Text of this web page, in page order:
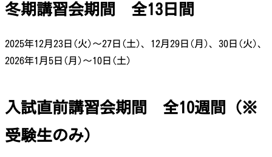
冬期講習会期間 全13日間
2025年12月23日(火)〜27日(土)、12月29日(月)、30日(火)、
2026年1月5日(月)〜10日(土)
入試直前講習会期間 全10週間（※
受験生のみ）